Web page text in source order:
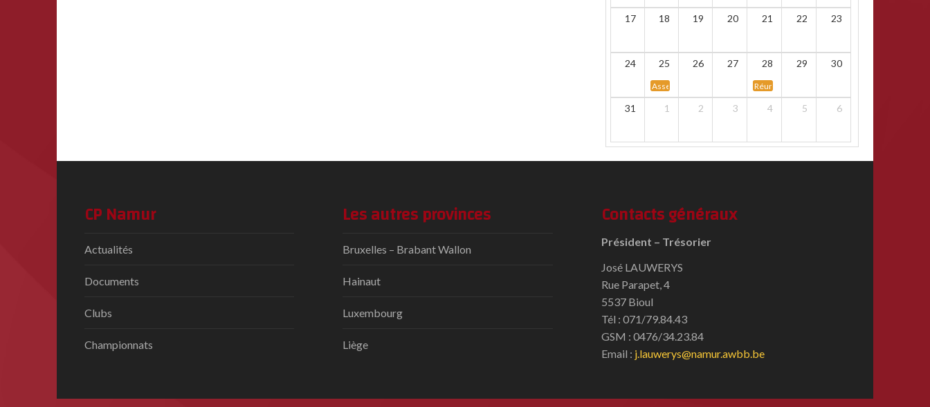
17 18 19 20 21 22 23
24 25 26 27 28 29 30
Assemblée statutaire des arbitres namuroisRéunion d&rsquo;informations : championnat
31 1 2 3 4 5 6
CP Namur
Actualités
Documents
Clubs
Championnats
Les autres provinces
Bruxelles – Brabant Wallon
Hainaut
Luxembourg
Liège
Contacts généraux
Président – Trésorier
José LAUWERYS
Rue Parapet, 4
5537 Bioul
Tél : 071/79.84.43
GSM : 0476/34.23.84
Email : j.lauwerys@namur.awbb.be